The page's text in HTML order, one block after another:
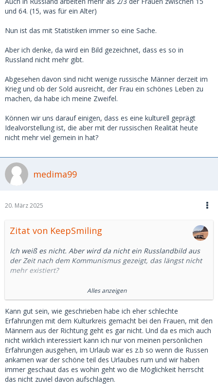
und 64. (15, was für ein Alter)
Nun ist das mit Statistiken immer so eine Sache.
Aber ich denke, da wird ein Bild gezeichnet, dass es so in
Russland nicht mehr gibt.
Abgesehen davon sind nicht wenige russische Männer derzeit im
Krieg und ob der Sold ausreicht, der Frau ein schönes Leben zu
machen, da habe ich meine Zweifel.
Können wir uns darauf einigen, dass es eine kulturell geprägt
Idealvorstellung ist, die aber mit der russischen Realität heute
nicht mehr viel gemein in hat?
medima99
20. März 2025
Zitat von KeepSmiling
Ich weiß es nicht. Aber wird da nicht ein Russlandbild aus
der Zeit nach dem Kommunismus gezeigt, das längst nicht
mehr existiert?
Ich habe mal google bemüht.
In Deutschland ist die Beschäftigung von Männern
gegenüber Frauen um rund 6 Prozentpunkte höher, in
Russland 10 Prozentpunkte. Das ist ein Unterschied, aber
kein wesentlicher.
Auch in Russland arbeiten mehr als 2/3 der Frauen
zwischen 15 und 64. (15, was für ein Alter)
Nun ist das mit Statistiken immer so eine Sache.
Alles anzeigen
Kann gut sein, wie geschrieben habe ich eher schlechte
Erfahrungen mit dem Kulturkreis gemacht bei den Frauen, mit den
Männern aus der Richtung geht es gar nicht. Und da es mich auch
nicht wirklich interessiert kann ich nur von meinen persönlichen
Erfahrungen ausgehen, im Urlaub war es z.b so wenn die Russen
ankamen war der schöne teil des Urlaubes rum und wir haben
immer geschaut das es wohin geht wo die Möglichkeit herrscht
das nicht zuviel davon aufschlagen.